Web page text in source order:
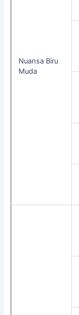
Nuansa Biru
Muda